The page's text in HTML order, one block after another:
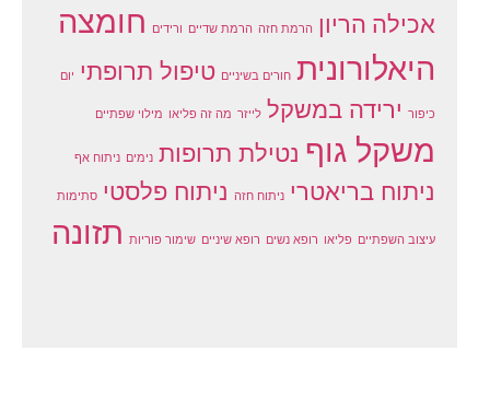
אכילה הריון הרמת חזה הרמת שדיים ורידים
חומצה
היאלורונית חורים בשיניים טיפול תרופתי יום
כיפור ירידה במשקל לייזר מה זה פליאו מילוי שפתיים
משקל גוף נטילת תרופות נימים ניתוח אף
ניתוח בריאטרי ניתוח חזה ניתוח פלסטי סתימות
עיצוב השפתיים פליאו רופא נשים רופא שיניים שימור פוריות תזונה